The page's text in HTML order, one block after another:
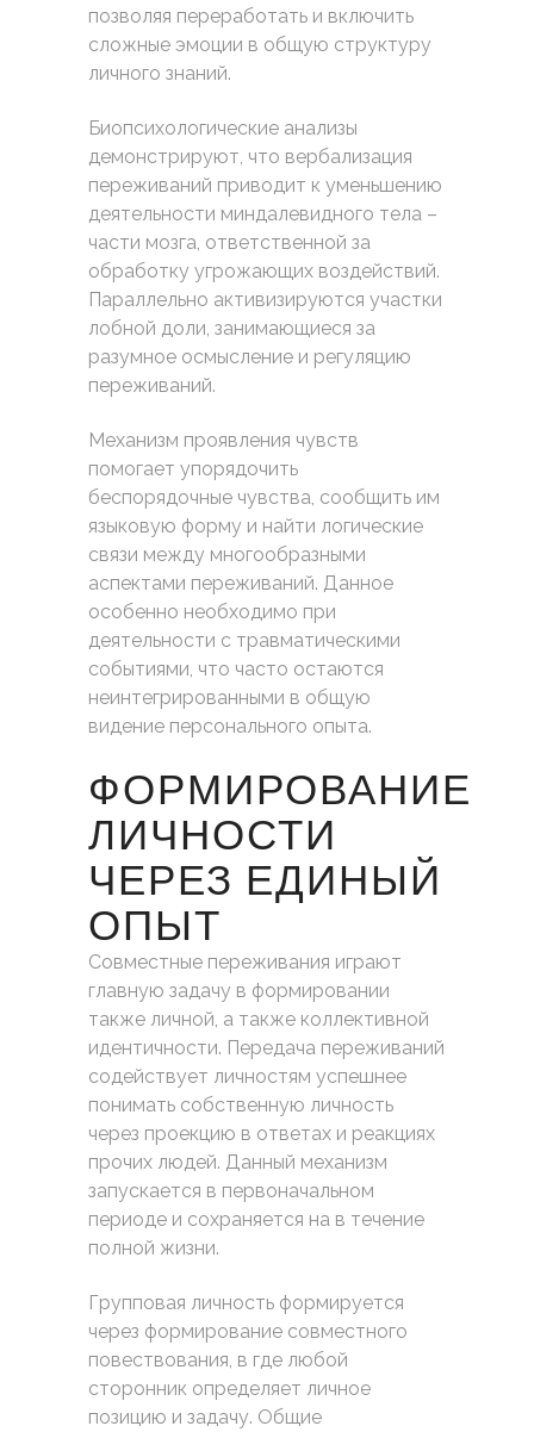
позволяя переработать и включить
сложные эмоции в общую структуру
личного знаний.
Биопсихологические анализы
демонстрируют, что вербализация
переживаний приводит к уменьшению
деятельности миндалевидного тела –
части мозга, ответственной за
обработку угрожающих воздействий.
Параллельно активизируются участки
лобной доли, занимающиеся за
разумное осмысление и регуляцию
переживаний.
Механизм проявления чувств
помогает упорядочить
беспорядочные чувства, сообщить им
языковую форму и найти логические
связи между многообразными
аспектами переживаний. Данное
особенно необходимо при
деятельности с травматическими
событиями, что часто остаются
неинтегрированными в общую
видение персонального опыта.
ФОРМИРОВАНИЕ
ЛИЧНОСТИ
ЧЕРЕЗ ЕДИНЫЙ
ОПЫТ
Совместные переживания играют
главную задачу в формировании
также личной, а также коллективной
идентичности. Передача переживаний
содействует личностям успешнее
понимать собственную личность
через проекцию в ответах и реакциях
прочих людей. Данный механизм
запускается в первоначальном
периоде и сохраняется на в течение
полной жизни.
Групповая личность формируется
через формирование совместного
повествования, в где любой
сторонник определяет личное
позицию и задачу. Общие